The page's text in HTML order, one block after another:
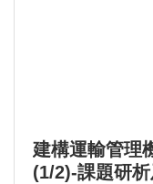
建構運輸管理
(1/2)-課題研